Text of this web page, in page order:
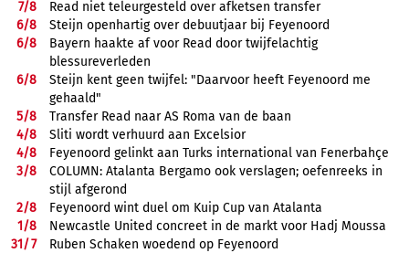
7/8
Read niet teleurgesteld over afketsen transfer
6/8
Steijn openhartig over debuutjaar bij Feyenoord
6/8
Bayern haakte af voor Read door twijfelachtig
blessureverleden
6/8
Steijn kent geen twijfel: "Daarvoor heeft Feyenoord me
gehaald"
5/8
Transfer Read naar AS Roma van de baan
4/8
Sliti wordt verhuurd aan Excelsior
4/8
Feyenoord gelinkt aan Turks international van Fenerbahçe
3/8
COLUMN: Atalanta Bergamo ook verslagen; oefenreeks in
stijl afgerond
2/8
Feyenoord wint duel om Kuip Cup van Atalanta
1/8
Newcastle United concreet in de markt voor Hadj Moussa
31/7
Ruben Schaken woedend op Feyenoord